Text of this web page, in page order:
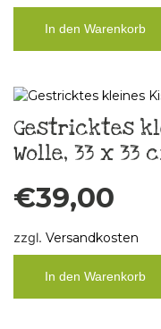
In den Warenkorb
Gestricktes
Wolle, 33 x 33
€39,00
zzgl. Versandkosten
In den Warenkorb